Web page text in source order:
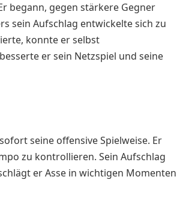
begann, gegen stärkere Gegner
sein Aufschlag entwickelte sich zu
konnte er selbst
er sein Netzspiel und seine
seine offensive Spielweise. Er
zu kontrollieren. Sein Aufschlag
er Asse in wichtigen Momenten